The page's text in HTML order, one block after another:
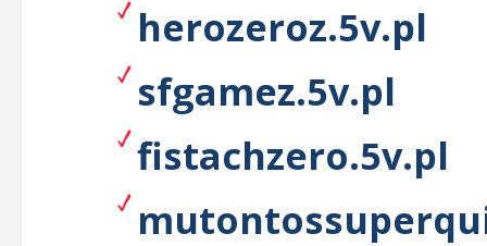
herozeroz.5v.pl
sfgamez.5v.pl
fistachzero.5v.pl